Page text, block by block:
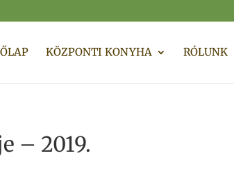
KÖZPONTI KONYHA RÓLUNK
– 2019.